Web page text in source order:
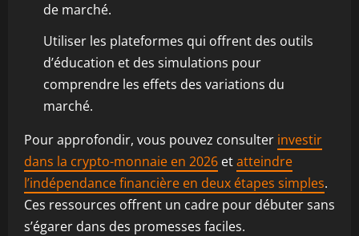
de marché.
Utiliser les plateformes qui offrent des outils
d’éducation et des simulations pour
comprendre les effets des variations du
marché.
Pour approfondir, vous pouvez consulter investir
dans la crypto-monnaie en 2026 etatteindre
l’indépendance financière en deux étapes simples.
Ces ressources offrent un cadre pour débuter sans
s’égarer dans des promesses faciles.